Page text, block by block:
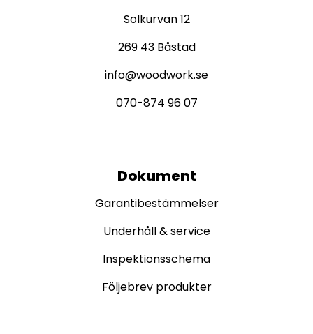
Solkurvan 12
269 43 Båstad
info@woodwork.se
070-874 96 07
Dokument
Garantibestämmelser
Underhåll & service
Inspektionsschema
Följebrev produkter